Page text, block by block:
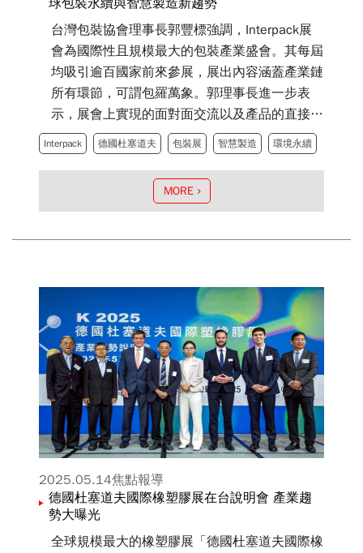
球包裝永續與智慧製造新趨勢
台灣包裝協會理事長郭豐標強調，Interpack展
會為國際性且規模最大的包裝產業盛會。其每屆
均吸引逾百國家前來參展，展出內容涵蓋產業鏈
所有環節，可謂包羅萬象。郭理事長進一步表
示，展會上實現的面對面交流以及產品的直接接
觸，是獲取潛在合作夥伴商業肯定的無可替代方
式，對於提升合作意願與創造實質效益而言，至
Interpack 德國杜塞道夫 包裝展 智慧製造 環境永續
MORE
2025.05.14焦點報導
德國杜塞道夫國際橡塑膠展在台說明會 產業趨
勢大曝光
全球規模最大的橡塑膠展「德國杜塞道夫國際橡